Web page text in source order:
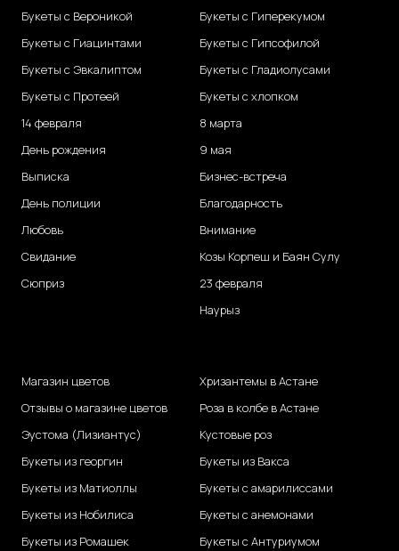
Букеты с Вероникой
Букеты с Гиацинтами
Букеты с Эвкалиптом
Букеты с Протеей
14 февраля
День рождения
Выписка
День полиции
Любовь
Свидание
Сюприз
Букеты с Гиперекумом
Букеты с Гипсофилой
Букеты с Гладиолусами
Букеты с хлопком
8 марта
9 мая
Бизнес-встреча
Благодарность
Внимание
Козы Корпеш и Баян Сулу
23 февраля
Наурыз
Магазин цветов
Отзывы о магазине цветов
Эустома (Лизиантус)
Букеты из георгин
Букеты из Матиоллы
Букеты из Нобилиса
Букеты из Ромашек
Хризантемы в Астане
Роза в колбе в Астане
Кустовые роз
Букеты из Вакса
Букеты с амарилиссами
Букеты с анемонами
Букеты с Антуриумом